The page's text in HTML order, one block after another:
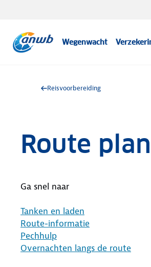
Wegenwacht
Reisvoorbereiding
Route
Ga snel naar
Tanken en laden
Route-informatie
Pechhulp
Overnachten langs de route